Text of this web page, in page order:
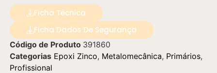
Ficha Técnica
Ficha Dados De Segurança
Código de Produto 391860
Categorias Epoxi Zinco, Metalomecânica, Primários,
Profissional